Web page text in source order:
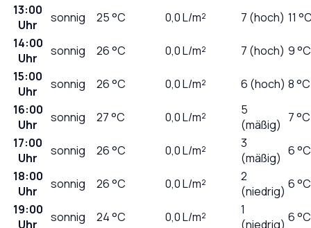
13:00
Uhr
sonnig 25°C 0,0L/m² 7 (hoch) 11
14:00
Uhr
sonnig 26°C 0,0L/m² 7 (hoch) 9 °C
15:00
Uhr
sonnig 26°C 0,0L/m² 6 (hoch) 8 °C
16:00
Uhr
sonnig 27°C 0,0L/m²
5
(mäßig) 7 °C
17:00
Uhr
sonnig 26°C 0,0L/m²
3
(mäßig) 6 °C
18:00
Uhr
sonnig 26°C 0,0L/m²
2
(niedrig) 6 °C
19:00
Uhr
sonnig 24°C 0,0L/m²
1
(niedrig) 6 °C